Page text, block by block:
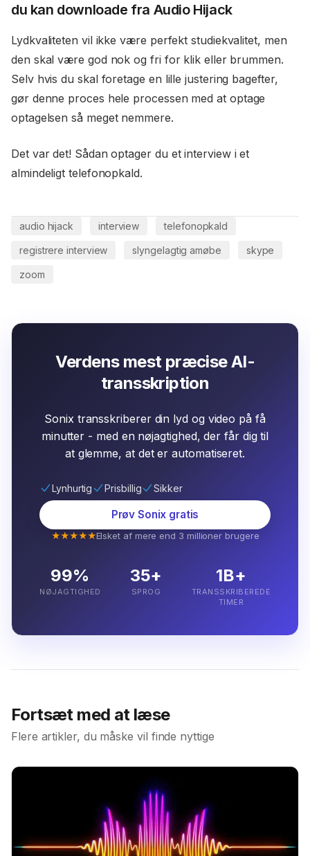
du kan downloade fra Audio Hijack
Lydkvaliteten vil ikke være perfekt studiekvalitet, men
den skal være god nok og fri for klik eller brummen.
Selv hvis du skal foretage en lille justering bagefter,
gør denne proces hele processen med at optage
optagelsen så meget nemmere.
Det var det! Sådan optager du et interview i et
almindeligt telefonopkald.
audio hijack interview telefonopkald
registrere interview slyngelagtig amøbe skype
zoom
Verdens mest præcise AI-
transskription
Sonix transskriberer din lyd og video på få
minutter - med en nøjagtighed, der får dig til
at glemme, at det er automatiseret.
Lynhurtig Prisbillig Sikker
Prøv Sonix gratis
★★★★★Elsket af mere end 3 millioner brugere
99%
NØJAGTIGHED
35+
SPROG
1B+
TRANSSKRIBEREDE
TIMER
Fortsæt med at læse
Flere artikler, du måske vil finde nyttige